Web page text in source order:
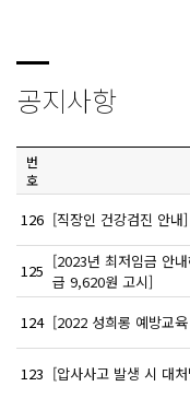
공지사항
번
호
126 [직장인 건강검진 안내]
125 [2023년 최저임금 안
급 9,620원 고시]
124 [2022 성희롱 예방교
123 [압사사고 발생 시 대